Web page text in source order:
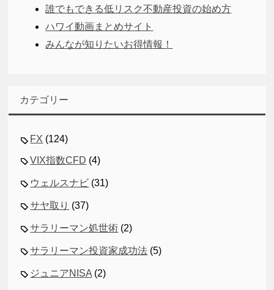
誰でもできる低リスク不動産投資の始め方
ハワイ動画まとめサイト
みんなが知りたいお得情報！
カテゴリー
FX (124)
VIX指数CFD (4)
ウェルスナビ (31)
サヤ取り (37)
サラリーマン処世術 (2)
サラリーマン投資家成功法 (5)
ジュニアNISA (2)